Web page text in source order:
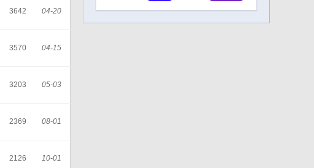
3642 04-20
3570 04-15
3203 05-03
2369 08-01
2126 10-01